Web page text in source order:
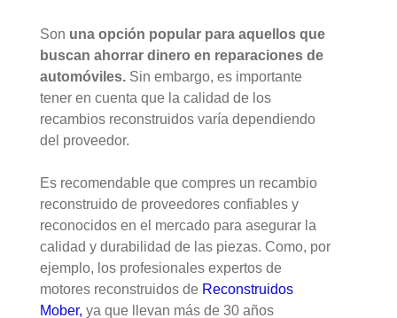
Son una opción popular para aquellos que
buscan ahorrar dinero en reparaciones de
automóviles. Sin embargo, es importante
tener en cuenta que la calidad de los
recambios reconstruidos varía dependiendo
del proveedor.
Es recomendable que compres un recambio
reconstruido de proveedores confiables y
reconocidos en el mercado para asegurar la
calidad y durabilidad de las piezas. Como, por
ejemplo, los profesionales expertos de
motores reconstruidos de Reconstruidos
Mober, ya que llevan más de 30 años